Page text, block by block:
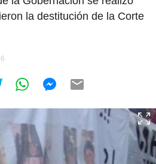
la destitución de la Corte